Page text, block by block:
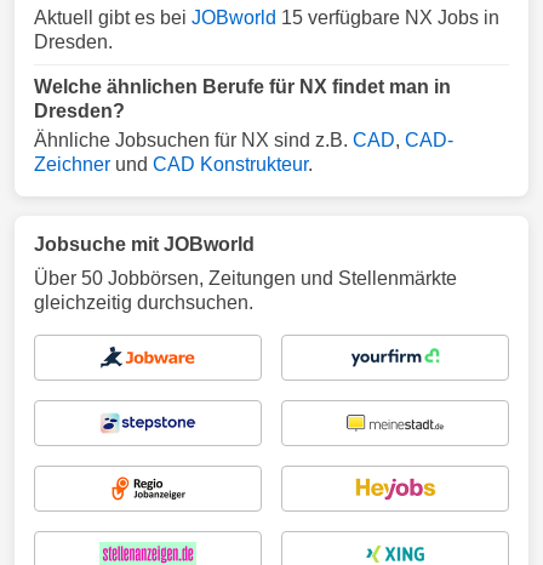
Aktuell gibt es bei JOBworld 15 verfügbare NX Jobs in
Dresden.
Welche ähnlichen Berufe für NX findet man in
Dresden?
Ähnliche Jobsuchen für NX sind z.B. CAD, CAD-
Zeichner und CAD Konstrukteur.
Jobsuche mit JOBworld
Über 50 Jobbörsen, Zeitungen und Stellenmärkte
gleichzeitig durchsuchen.